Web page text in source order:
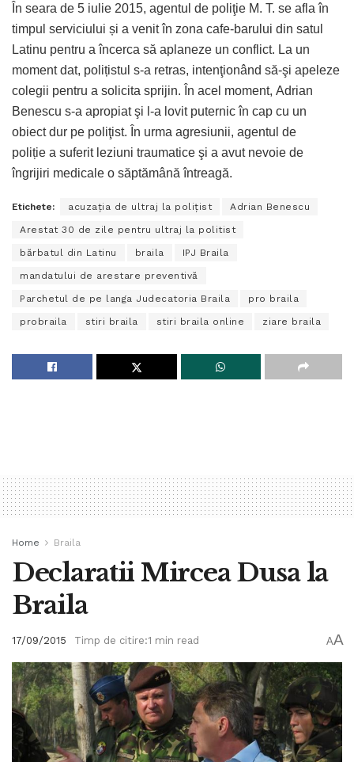
În seara de 5 iulie 2015, agentul de poliţie M. T. se afla în
timpul serviciului și a venit în zona cafe-barului din satul
Latinu pentru a încerca să aplaneze un conflict. La un
moment dat, polițistul s-a retras, intenţionând să-şi apeleze
colegii pentru a solicita sprijin. În acel moment, Adrian
Benescu s-a apropiat şi l-a lovit puternic în cap cu un
obiect dur pe poliţist. În urma agresiunii, agentul de
poliție a suferit leziuni traumatice şi a avut nevoie de
îngrijiri medicale o săptămână întreagă.
Etichete: acuzaţia de ultraj la poliţist Adrian Benescu
Arestat 30 de zile pentru ultraj la politist
bărbatul din Latinu braila IPJ Braila
mandatului de arestare preventivă
Parchetul de pe langa Judecatoria Braila pro braila
probraila stiri braila stiri braila online ziare braila
Home Braila
Declaratii Mircea Dusa la
Braila
17/09/2015 Timp de citire:1 min read AA